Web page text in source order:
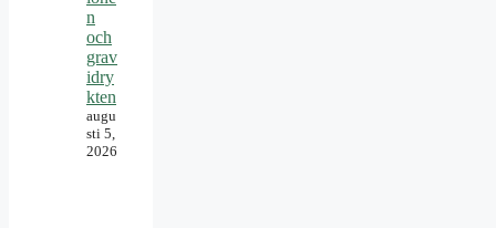
n
och
grav
idry
kten
augu
sti 5,
2026